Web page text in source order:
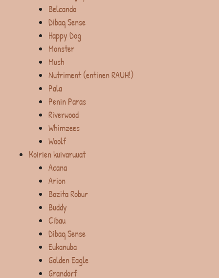
Belcando
Dibaq Sense
Happy Dog
Monster
Mush
Nutriment (entinen RAUH!)
Pala
Penin Paras
Riverwood
Whimzees
Woolf
Koirien kuivaruuat
Acana
Arion
Bozita Robur
Buddy
Cibau
Dibaq Sense
Eukanuba
Golden Eagle
Grandorf